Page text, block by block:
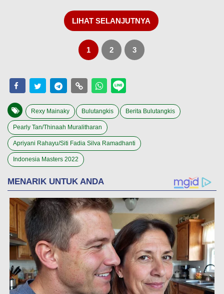
LIHAT SELANJUTNYA
1 2 3
Rexy Mainaky Bulutangkis Berita Bulutangkis
Pearly Tan/Thinaah Muralitharan
Apriyani Rahayu/Siti Fadia Silva Ramadhanti
Indonesia Masters 2022